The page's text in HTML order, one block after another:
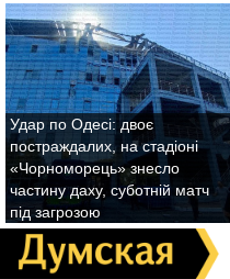
Удар по Одесі: двоє
постраждалих, на стадіоні
«Чорноморець» знесло
частину даху, суботній матч
під загрозою